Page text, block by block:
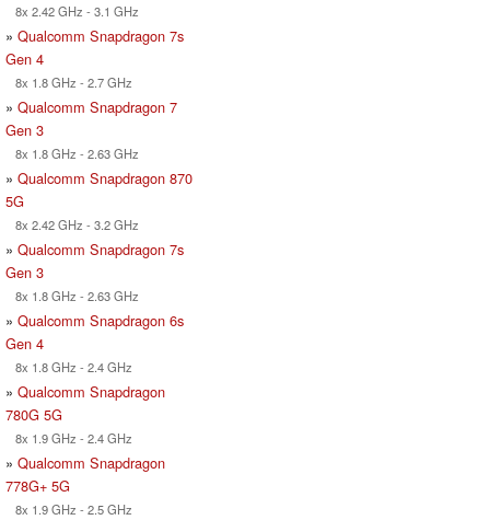
8x 2.42 GHz - 3.1 GHz
» Qualcomm Snapdragon 7s
Gen 4
8x 1.8 GHz - 2.7 GHz
» Qualcomm Snapdragon 7
Gen 3
8x 1.8 GHz - 2.63 GHz
» Qualcomm Snapdragon 870
5G
8x 2.42 GHz - 3.2 GHz
» Qualcomm Snapdragon 7s
Gen 3
8x 1.8 GHz - 2.63 GHz
» Qualcomm Snapdragon 6s
Gen 4
8x 1.8 GHz - 2.4 GHz
» Qualcomm Snapdragon
780G 5G
8x 1.9 GHz - 2.4 GHz
» Qualcomm Snapdragon
778G+ 5G
8x 1.9 GHz - 2.5 GHz